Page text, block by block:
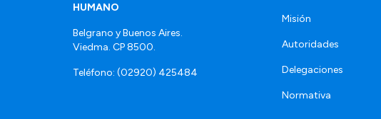
HUMANO
Belgrano y Buenos Aires.
Viedma. CP 8500.
Teléfono: (02920) 425484
Misión
Autoridades
Delegaciones
Normativa